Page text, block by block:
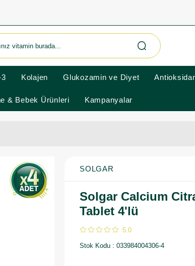
Kolajen Glukozamin ve Diyet
& Bebek Ürünleri Kampanyalar
SOLGAR
Solgar Calcium
Tablet 4'lü
5.0
Stok Kodu 033984004306-4